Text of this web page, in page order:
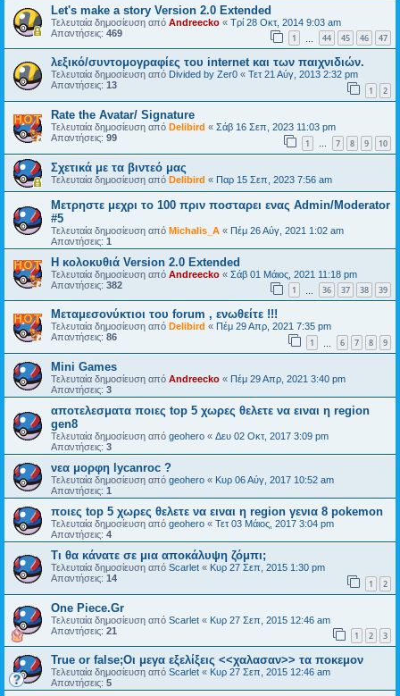
Let's make a story Version 2.0 Extended
Τελευταία δημοσίευση από Andreecko « Τρί 28 Οκτ, 2014 9:03 am
Απαντήσεις: 469 1 44 45 46 47
λεξικό/συντομογραφίες του internet και των παιχνιδιών.
Τελευταία δημοσίευση από Divided by Zer0 « Τετ 21 Αύγ, 2013 2:32 pm
Απαντήσεις: 13 1 2
Rate the Avatar/ Signature
Τελευταία δημοσίευση από Delibird « Σάβ 16 Σεπ, 2023 11:03 pm
Απαντήσεις: 99 1 … 7 8 9 10
Σχετικά με τα βιντεό μας
Τελευταία δημοσίευση από Delibird « Παρ 15 Σεπ, 2023 7:56 am
Μετρηστε μεχρι το 100 πριν ποσταρει ενας Admin/Moderator
#5
Τελευταία δημοσίευση από Michalis_A « Πέμ 26 Αύγ, 2021 1:02 am
Απαντήσεις: 1
Η κολοκυθιά Version 2.0 Extended
Τελευταία δημοσίευση από Andreecko « Σάβ 01 Μάιος, 2021 11:18 pm
Απαντήσεις: 382 1 36 37 38 39
Μεταμεσονύκτιοι του forum , ενωθείτε !!!
Τελευταία δημοσίευση από Delibird « Πέμ 29 Απρ, 2021 7:35 pm
Απαντήσεις: 86 1 6 7 8 9
Mini Games
Τελευταία δημοσίευση από Andreecko « Πέμ 29 Απρ, 2021 3:40 pm
Απαντήσεις: 3
αποτελεσματα ποιες top 5 χωρες θελετε να ειναι η region
gen8
Τελευταία δημοσίευση από geohero « Δευ 02 Οκτ, 2017 3:09 pm
Απαντήσεις: 3
νεα μορφη lycanroc ?
Τελευταία δημοσίευση από geohero « Κυρ 06 Αύγ, 2017 10:52 am
Απαντήσεις: 1
ποιες top 5 χωρες θελετε να ειναι η region γενια 8 pokemon
Τελευταία δημοσίευση από geohero « Τετ 03 Μάιος, 2017 3:04 pm
Απαντήσεις: 4
Τι θα κάνατε σε μια αποκάλυψη ζόμπι;
Τελευταία δημοσίευση από Scarlet « Κυρ 27 Σεπ, 2015 1:30 pm
Απαντήσεις: 14 1 2
One Piece.Gr
Τελευταία δημοσίευση από Scarlet « Κυρ 27 Σεπ, 2015 12:46 am
Απαντήσεις: 21 1 2 3
True or false;Οι μεγα εξελίξεις <<χαλασαν>> τα ποκεμον
Τελευταία δημοσίευση από Scarlet « Κυρ 27 Σεπ, 2015 12:46 am
Απαντήσεις: 5